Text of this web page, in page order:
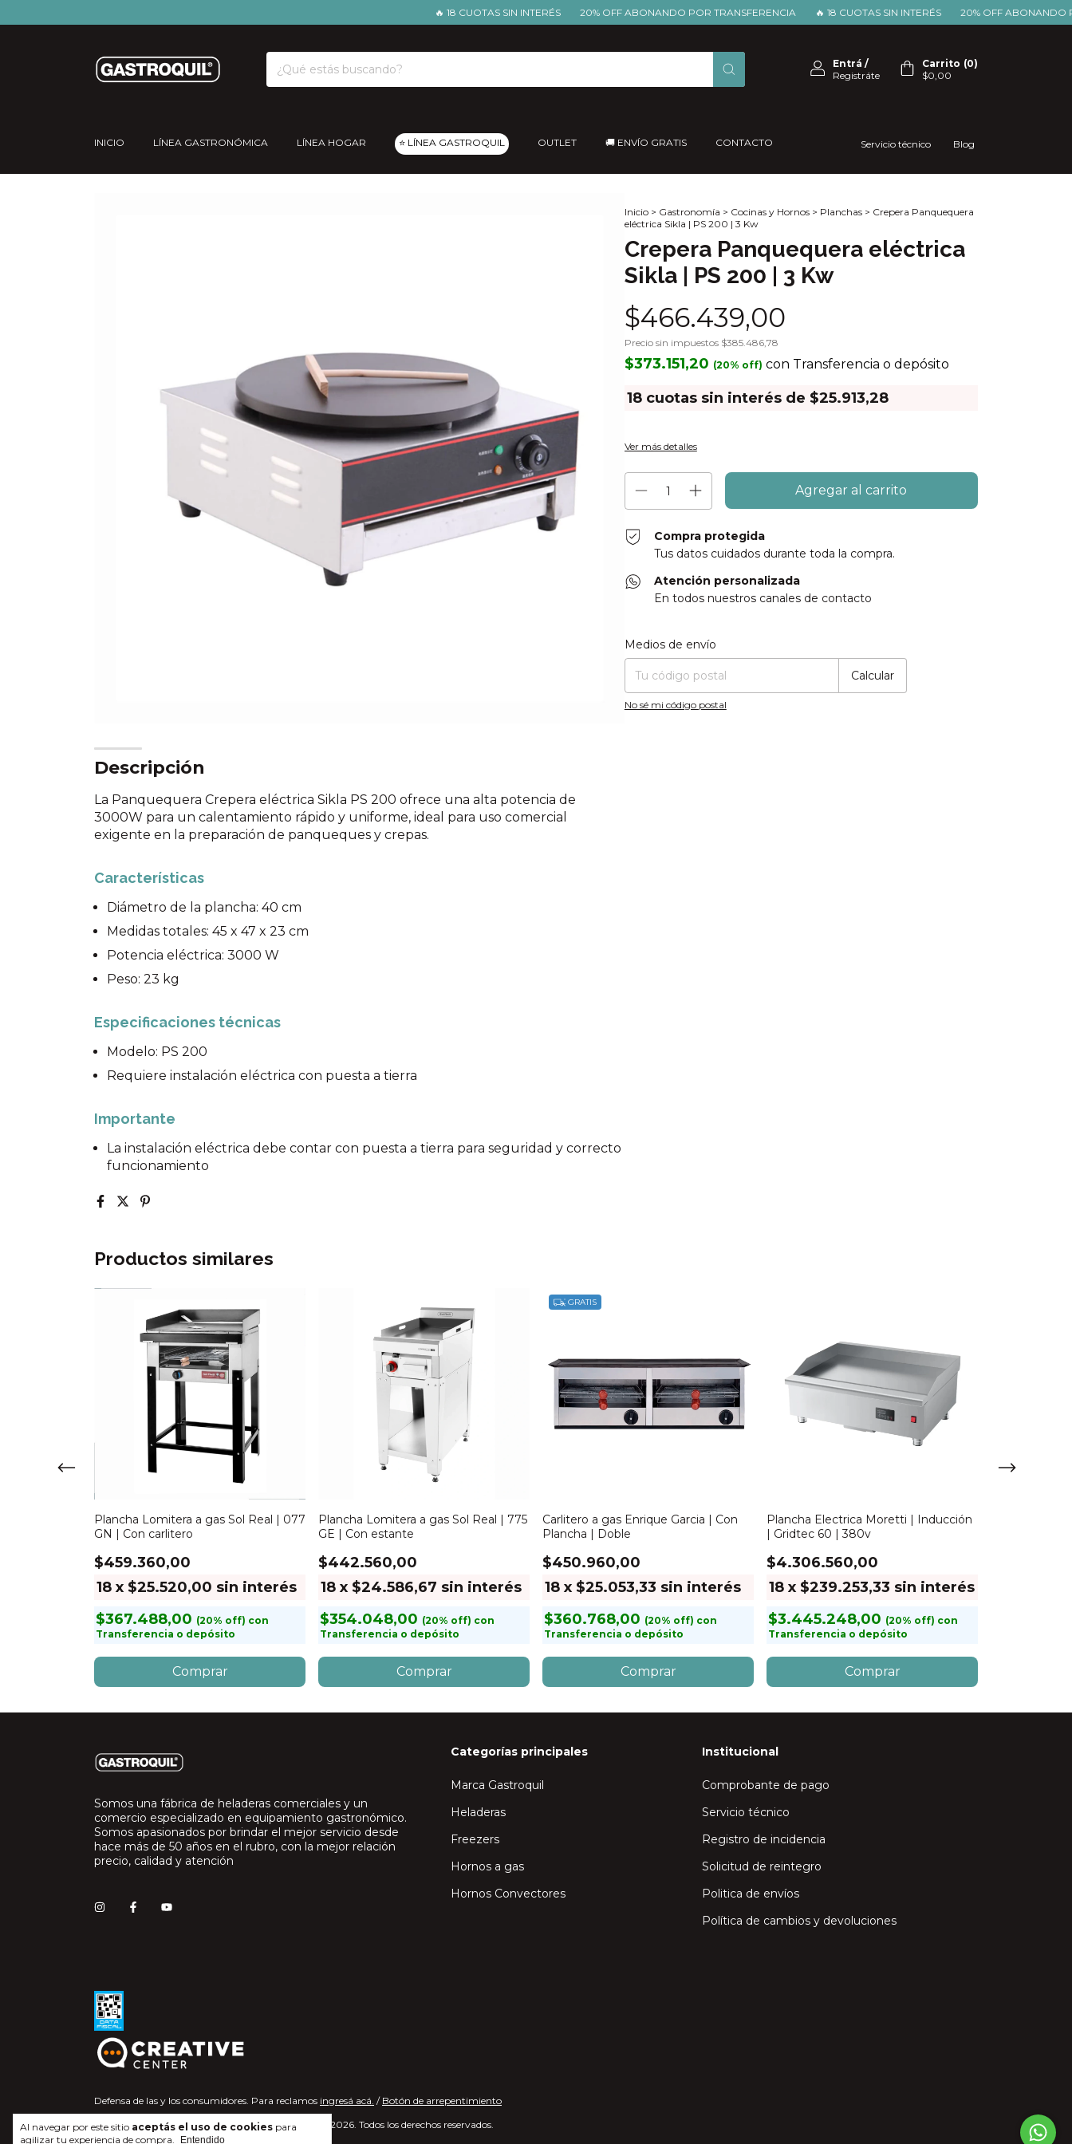
🔥 18 CUOTAS SIN INTERÉS 20% OFF ABONANDO POR TRANSFERENCIA 🔥 18 CUOTAS SIN INTERÉS 20% OFF ABONANDO POR
Entrá /
Registráte
Carrito (0)
$0,00
INICIO LÍNEA GASTRONÓMICA LÍNEA HOGAR ⭐ LÍNEA GASTROQUIL OUTLET 🚚 ENVÍO GRATIS CONTACTO Servicio técnico Blog
Al navegar por este sitio aceptás el uso de cookies para
agilizar tu experiencia de compra.
Entendido
Inicio > Gastronomía > Cocinas y Hornos > Planchas > Crepera Panquequera
eléctrica Sikla | PS 200 | 3 Kw
Crepera Panquequera eléctrica
Sikla | PS 200 | 3 Kw
$466.439,00
Precio sin impuestos $385.486,78
$373.151,20 con Transferencia o depósito
18 cuotas sin interés de $25.913,28
Ver más detalles
Compra protegida
Tus datos cuidados durante toda la compra.
Atención personalizada
En todos nuestros canales de contacto
Entregas para el CP:
Medios de envío
Calcular
No sé mi código postal
Descripción
La Panquequera Crepera eléctrica Sikla PS 200 ofrece una alta potencia de
3000W para un calentamiento rápido y uniforme, ideal para uso comercial
exigente en la preparación de panqueques y crepas.
Características
Diámetro de la plancha: 40 cm
Medidas totales: 45 x 47 x 23 cm
Potencia eléctrica: 3000 W
Peso: 23 kg
Especificaciones técnicas
Modelo: PS 200
Requiere instalación eléctrica con puesta a tierra
Importante
La instalación eléctrica debe contar con puesta a tierra para seguridad y correcto
funcionamiento
Productos similares
Plancha Lomitera a gas Sol Real | 077
GN | Con carlitero
$459.360,00
18 x $25.520,00 sin interés
$367.488,00
con
Transferencia o depósito
Plancha Lomitera a gas Sol Real | 775
GE | Con estante
$442.560,00
18 x $24.586,67 sin interés
$354.048,00
con
Transferencia o depósito
GRATIS
Carlitero a gas Enrique Garcia | Con
Plancha | Doble
$450.960,00
18 x $25.053,33 sin interés
$360.768,00
con
Transferencia o depósito
Plancha Electrica Moretti | Inducción
| Gridtec 60 | 380v
$4.306.560,00
18 x $239.253,33 sin interés
$3.445.248,00
con
Transferencia o depósito
Somos una fábrica de heladeras comerciales y un
comercio especializado en equipamiento gastronómico.
Somos apasionados por brindar el mejor servicio desde
hace más de 50 años en el rubro, con la mejor relación
precio, calidad y atención
Categorías principales
Marca Gastroquil
Heladeras
Freezers
Hornos a gas
Hornos Convectores
Institucional
Comprobante de pago
Servicio técnico
Registro de incidencia
Solicitud de reintegro
Politica de envíos
Política de cambios y devoluciones
Defensa de las y los consumidores. Para reclamos ingresá acá. / Botón de arrepentimiento
Copyright Gastroquil - 2026. Todos los derechos reservados.